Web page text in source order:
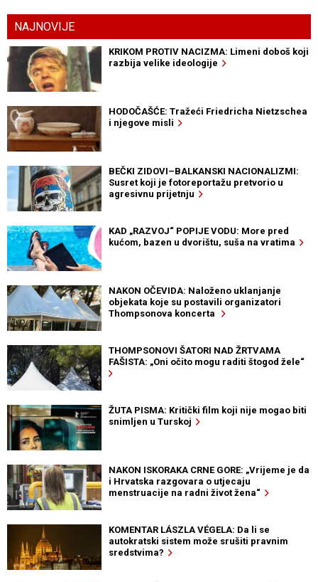
NAJNOVIJE
KRIKOM PROTIV NACIZMA: Limeni doboš koji
razbija velike ideologije
HODOČAŠĆE: Tražeći Friedricha Nietzschea
i njegove misli
BEČKI ZIDOVI–BALKANSKI NACIONALIZMI:
Susret koji je fotoreportažu pretvorio u
agresivnu prijetnju
KAD „RAZVOJ“ POPIJE VODU: More pred
kućom, bazen u dvorištu, suša na vratima
NAKON OČEVIDA: Naloženo uklanjanje
objekata koje su postavili organizatori
Thompsonova koncerta
THOMPSONOVI ŠATORI NAD ŽRTVAMA
FAŠISTA: „Oni očito mogu raditi štogod žele“
ŽUTA PISMA: Kritički film koji nije mogao biti
snimljen u Turskoj
NAKON ISKORAKA CRNE GORE: „Vrijeme je da
i Hrvatska razgovara o utjecaju
menstruacije na radni život žena“
KOMENTAR LÁSZLA VÉGELA: Da li se
autokratski sistem može srušiti pravnim
sredstvima?